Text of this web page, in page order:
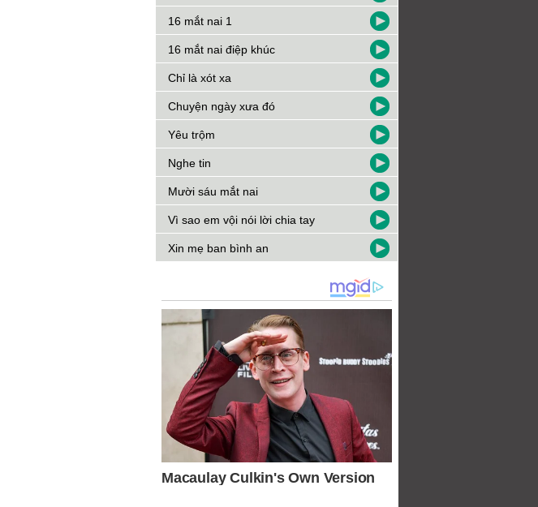
16 mắt nai 1
16 mắt nai điệp khúc
Chỉ là xót xa
Chuyện ngày xưa đó
Yêu trộm
Nghe tin
Mười sáu mắt nai
Vì sao em vội nói lời chia tay
Xin mẹ ban bình an